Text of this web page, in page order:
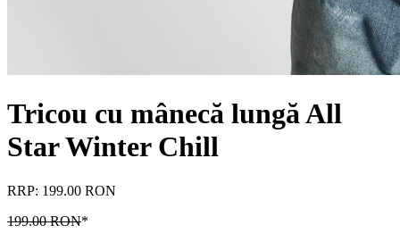
Tricou cu mânecă lungă All
Star Winter Chill
RRP: 199.00 RON
199.00 RON*